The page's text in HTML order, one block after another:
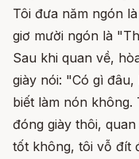
Tôi đưa năm ngón
giơ mười ngón là
Sau khi quan về,
giày nói: "Có gì
biết làm nón không.
đóng giày thôi,
tốt không, tôi vỗ đít